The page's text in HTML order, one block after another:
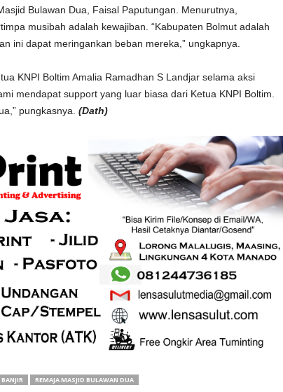
Bulawan Dua, Faisal Paputungan. Menurutnya,
musibah adalah kewajiban. “Kabupaten Bolmut adalah
ini dapat meringankan beban mereka,” ungkapnya.
KNPI Boltim Amalia Ramadhan S Landjar selama aksi
mendapat support yang luar biasa dari Ketua KNPI Boltim.
pungkasnya. (Dath)
REMAJA MASJID BULAWAN DUA